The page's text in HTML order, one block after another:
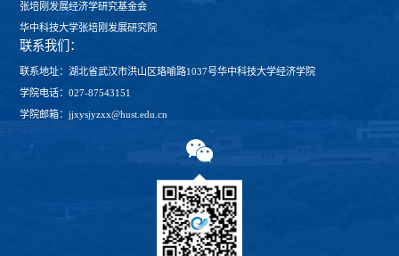
张培刚发展经济学研究基金会
华中科技大学张培刚发展研究院
联系我们：
联系地址：湖北省武汉市洪山区珞喻路1037号华中科技大学经济学院
学院电话：027-87543151
学院邮箱：jjxysjyzxx@hust.edu.cn